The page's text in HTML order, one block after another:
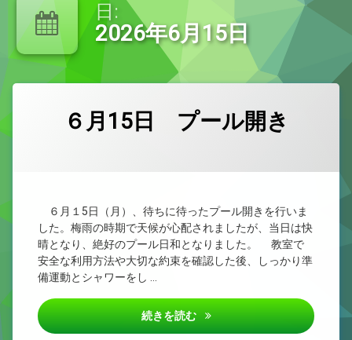
下村小学校だより
新型コロナウイルス感染症治癒報告書
小学校教育課程研究集会（県西部） 外国語活動・外国
日:
2026年6月15日
６月15日 プール開き
６月１5日（月）、待ちに待ったプール開きを行いま
した。梅雨の時期で天候が心配されましたが、当日は快
晴となり、絶好のプール日和となりました。 教室で
安全な利用方法や大切な約束を確認した後、しっかり準
備運動とシャワーをし …
続きを読む ６月15日 プール開き